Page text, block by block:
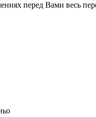
перед Вами весь